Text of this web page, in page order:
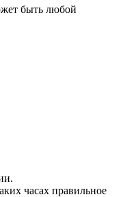
быть любой
часах правильное